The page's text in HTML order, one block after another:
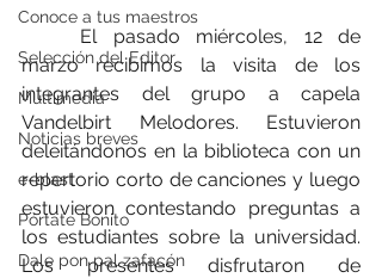
Conoce a tus maestros
Selección del Editor
Multimedia
Noticias breves
e-blast
Pórtate Bonito
Dale pon pal zafacón
marzo recibimos la visita de los
integrantes del grupo a capela
Vandelbirt Melodores. Estuvieron
deleitándonos en la biblioteca con un
repertorio corto de canciones y luego
estuvieron contestando preguntas a
los estudiantes sobre la universidad.
Los presentes disfrutaron de